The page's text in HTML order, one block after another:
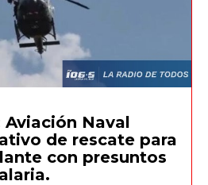
Aviación Naval
de rescate para
con presuntos